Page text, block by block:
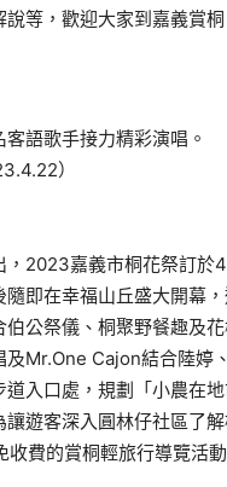
等，歡迎大家到嘉義賞
語歌手接力精彩演唱。
）
，2023嘉義市桐花祭訂
即在幸福山丘盛大開幕
公祭儀、桐聚野餐趣及
Mr.One Cajon結合陸婷
入口處，規劃「小農在
遊客深入圓林仔社區了
費的賞桐輕旅行導覽活動